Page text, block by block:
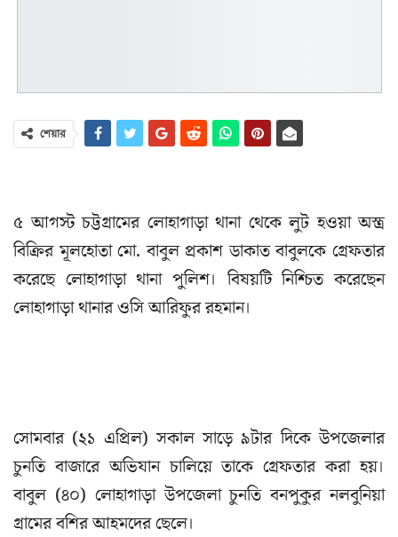
শেয়ার
৫ আগস্ট চট্টগ্রামের লোহাগাড়া থানা থেকে লুট হওয়া অস্ত্র
বিক্রির মূলহোতা মো. বাবুল প্রকাশ ডাকাত বাবুলকে গ্রেফতার
করেছে লোহাগাড়া থানা পুলিশ। বিষয়টি নিশ্চিত করেছেন
লোহাগাড়া থানার ওসি আরিফুর রহমান।
সোমবার (২১ এপ্রিল) সকাল সাড়ে ৯টার দিকে উপজেলার
চুনতি বাজারে অভিযান চালিয়ে তাকে গ্রেফতার করা হয়।
বাবুল (৪০) লোহাগাড়া উপজেলা চুনতি বনপুকুর নলবুনিয়া
গ্রামের বশির আহমদের ছেলে।